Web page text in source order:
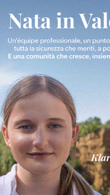
fattoria dove potremo
essendo liberi, non sarà
animali domestici). Sono
ogni visita dura un’ora e la
chiamare il numero 055952725
ada.bao@yahoo.it. Alle ore 15
terreni dell’azienda biologica
passeggiata attraverso la quale
filosofia dell’impresa,
temi della sostenibilità e della
anche l’occasione di salutare i
questo caso, la visita dura
al seguente contatto:
l’intera giornata di domenica
si terrà una giornata di mercato
sostituisce quella di martedì 7
si svolgerà a causa delle
fiera Autumnia 2023 (in